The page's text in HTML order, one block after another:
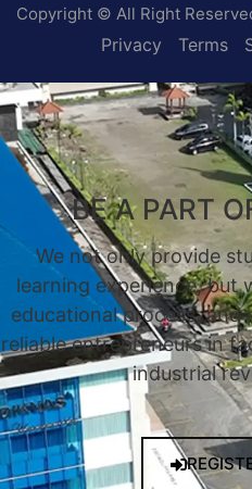
Copyright © All Right
Privacy Terms
BE A PART
We not only provide
learning experience, but
educational process, and
reliable entrepreneurs in
industrial